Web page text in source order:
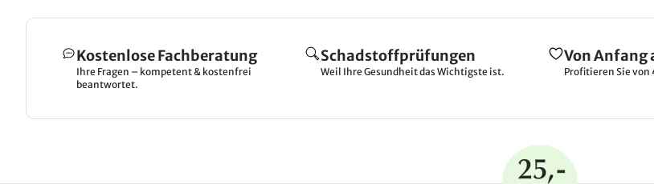
Kostenlose Fachberatung
Ihre Fragen – kompetent & kostenfrei
beantwortet.
Schadstoffprüfungen
Weil Ihre Gesundheit das Wichtigste ist.
Von Anfang
Profitieren Sie von